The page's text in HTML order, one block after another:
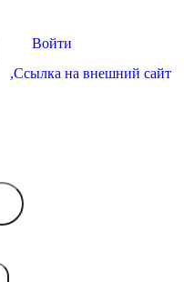
Войти
,Ссылка на внешний сайт